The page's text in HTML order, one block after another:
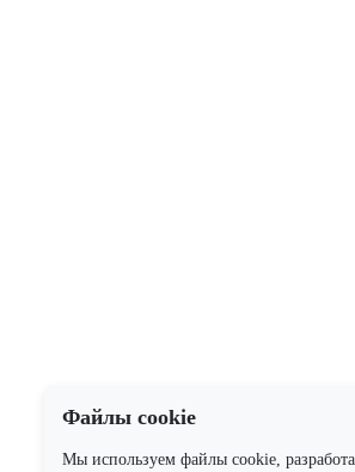
Файлы cookie
Мы используем файлы cookie,